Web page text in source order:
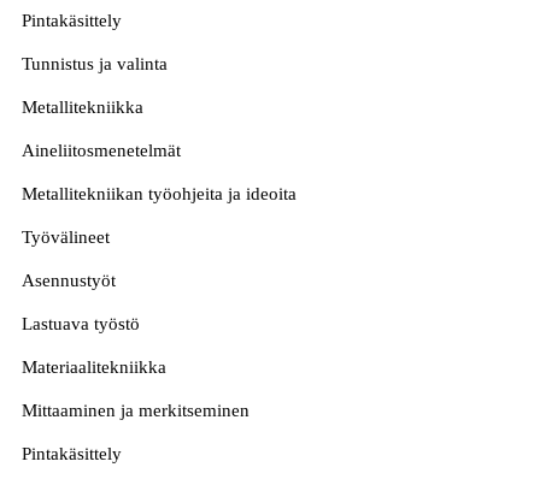
Pintakäsittely
Tunnistus ja valinta
Metallitekniikka
Aineliitosmenetelmät
Metallitekniikan työohjeita ja ideoita
Työvälineet
Asennustyöt
Lastuava työstö
Materiaalitekniikka
Mittaaminen ja merkitseminen
Pintakäsittely